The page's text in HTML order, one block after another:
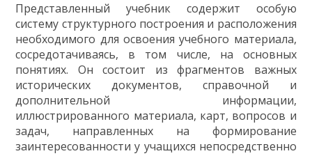
Представленный учебник содержит особую
систему структурного построения и расположения
необходимого для освоения учебного материала,
сосредотачиваясь, в том числе, на основных
понятиях. Он состоит из фрагментов важных
исторических документов, справочной и
дополнительной информации,
иллюстрированного материала, карт, вопросов и
задач, направленных на формирование
заинтересованности у учащихся непосредственно